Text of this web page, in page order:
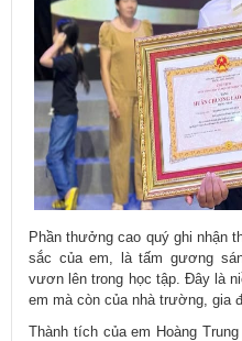
Phần thưởng cao quý ghi nhận
sắc của em, là tấm gương
vươn lên trong học tập. Đây là
em mà còn của nhà trường, gia
Thành tích của em Hoàng